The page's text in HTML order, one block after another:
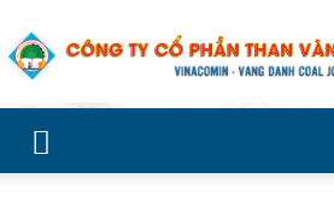
Công